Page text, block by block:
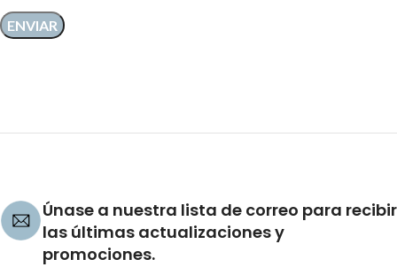
Únase a nuestra lista de correo para recibir
las últimas actualizaciones y
promociones.